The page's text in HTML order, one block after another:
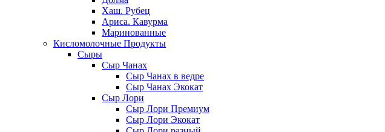
Хаш. Рубец
Ариса. Кавурма
Маринованные
Кисломолочные Продукты
Сыры
Сыр Чанах
Сыр Чанах в ведре
Сыр Чанах Экокат
Сыр Лори
Сыр Лори Премиум
Сыр Лори Экокат